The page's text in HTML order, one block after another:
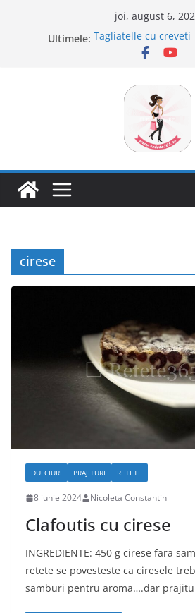
joi, august 6,
Ultimele: Tagliatelle cu creveti
Clafoutis cu cirese
Savarine
cirese
DULCIURI PRAJITURI RETETE
8 iunie 2024 Nicoleta Constantin
Clafoutis cu cirese
INGREDIENTE: 450 g cirese fara
retete se povesteste ca ciresele
samburi pentru aroma….dar